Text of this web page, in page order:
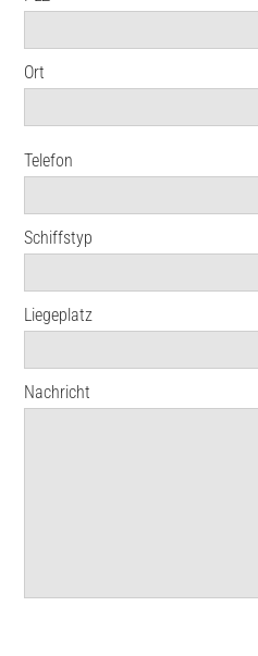
Ort
Telefon
Schiffstyp
Liegeplatz
Nachricht